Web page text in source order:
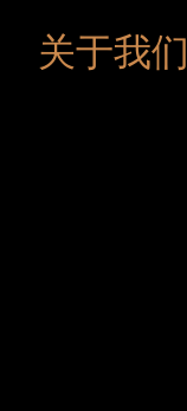
关于我们